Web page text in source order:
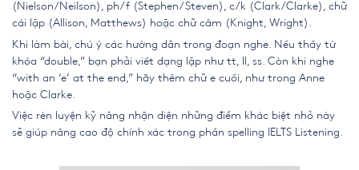
(Nielson/Neilson), ph/f (Stephen/Steven), c/k (Clark/Clarke), chữ
cái lặp (Allison, Matthews) hoặc chữ câm (Knight, Wright).
Khi làm bài, chú ý các hướng dẫn trong đoạn nghe. Nếu thấy từ
khóa “double,” bạn phải viết dạng lặp như tt, ll, ss. Còn khi nghe
“with an ‘e’ at the end,” hãy thêm chữ e cuối, như trong Anne
hoặc Clarke.
Việc rèn luyện kỹ năng nhận diện những điểm khác biệt nhỏ này
sẽ giúp nâng cao độ chính xác trong phần spelling IELTS Listening.